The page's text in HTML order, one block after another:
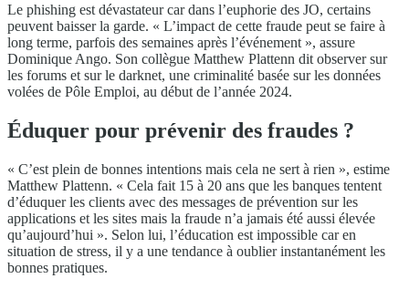
Le phishing est dévastateur car dans l’euphorie des JO, certains
peuvent baisser la garde. « L’impact de cette fraude peut se faire à
long terme, parfois des semaines après l’événement », assure
Dominique Ango. Son collègue Matthew Plattenn dit observer sur
les forums et sur le darknet, une criminalité basée sur les données
volées de Pôle Emploi, au début de l’année 2024.
Éduquer pour prévenir des fraudes ?
« C’est plein de bonnes intentions mais cela ne sert à rien », estime
Matthew Plattenn. « Cela fait 15 à 20 ans que les banques tentent
d’éduquer les clients avec des messages de prévention sur les
applications et les sites mais la fraude n’a jamais été aussi élevée
qu’aujourd’hui ». Selon lui, l’éducation est impossible car en
situation de stress, il y a une tendance à oublier instantanément les
bonnes pratiques.